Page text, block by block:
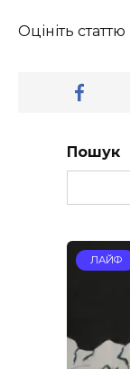
Оцініть статтю
Пошук
ЛАЙФ